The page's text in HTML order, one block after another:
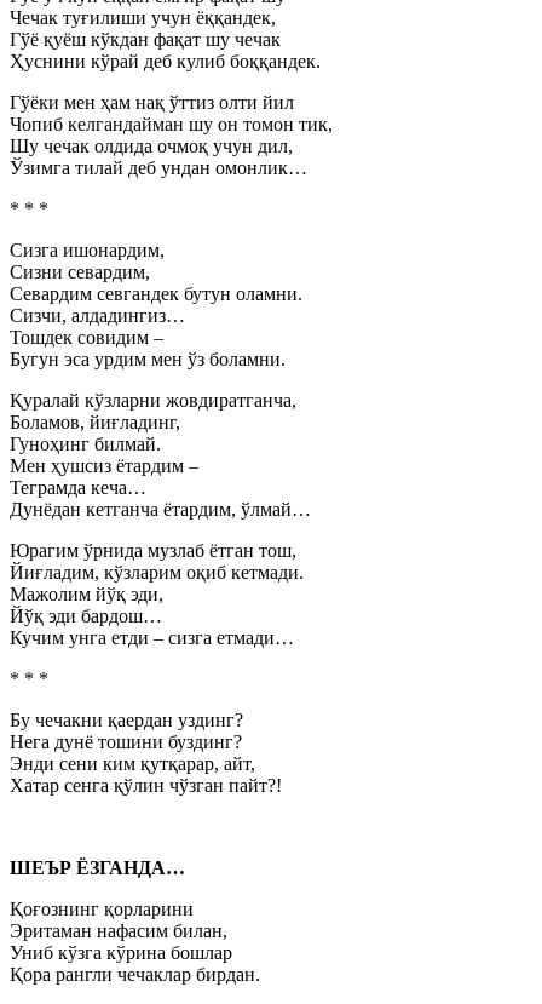
Чечак туғилиши учун ёққандек,
Гўё қуёш кўкдан фақат шу чечак
Ҳуснини кўрай деб кулиб боққандек.
Гўёки мен ҳам нақ ўттиз олти йил
Чопиб келгандайман шу он томон тик,
Шу чечак олдида очмоқ учун дил,
Ўзимга тилай деб ундан омонлик…
* * *
Сизга ишонардим,
Сизни севардим,
Севардим севгандек бутун оламни.
Сизчи, алдадингиз…
Тошдек совидим –
Бугун эса урдим мен ўз боламни.
Қуралай кўзларни жовдиратганча,
Боламов, йиғладинг,
Гуноҳинг билмай.
Мен ҳушсиз ётардим –
Теграмда кеча…
Дунёдан кетганча ётардим, ўлмай…
Юрагим ўрнида музлаб ётган тош,
Йиғладим, кўзларим оқиб кетмади.
Мажолим йўқ эди,
Йўқ эди бардош…
Кучим унга етди – сизга етмади…
* * *
Бу чечакни қаердан уздинг?
Нега дунё тошини буздинг?
Энди сени ким қутқарар, айт,
Хатар сенга қўлин чўзган пайт?!
ШЕЪР ЁЗГАНДА…
Қоғознинг қорларини
Эритаман нафасим билан,
Униб кўзга кўрина бошлар
Қора рангли чечаклар бирдан.